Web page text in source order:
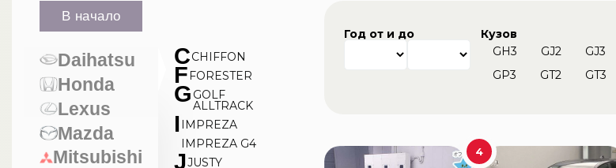
В начало
Daihatsu
Honda
Lexus
Mazda
Mitsubishi
CCHIFFON
F FORESTER
G GOLF
ALLTRACK
I IMPREZA
IMPREZA G4
JJUSTY
Год от и до
Кузов
GH3
GJ2 GJ3
GP3
GT2 GT3
4